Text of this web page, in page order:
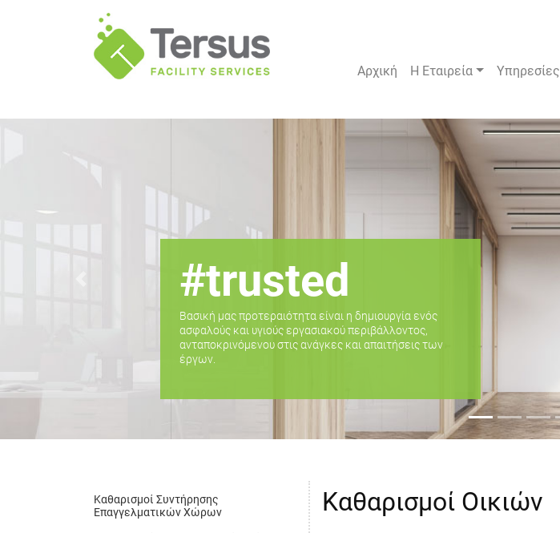
Αρχική Η Εταιρεία Υπηρεσίες
#trusted
Βασική µας προτεραιότητα είναι η δημιουργία ενός
ασφαλούς και υγιούς εργασιακού περιβάλλοντος,
ανταποκρινόμενου στις ανάγκες και απαιτήσεις των
έργων.
Καθαρισμοί Συντήρησης
Επαγγελματικών Χώρων
Καθαρισμοί Οικιών